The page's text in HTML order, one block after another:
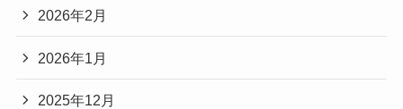
2026年2月
2026年1月
2025年12月